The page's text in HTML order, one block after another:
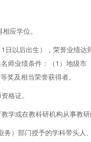
应学位。
以后出生），荣誉业绩
师业绩条件：（1）地级
奖及相当荣誉获得者。
格证。
学或在教科研机构从事教
务）部门授予的学科带头